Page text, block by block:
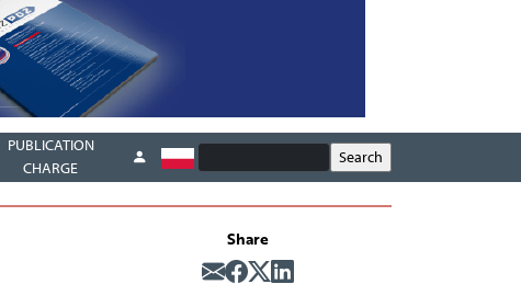
PUBLICATION
CHARGE
Share